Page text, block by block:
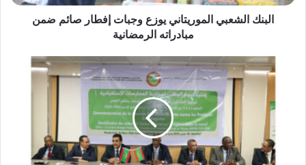
البنك الشعبي الموريتاني يوزع وجبات إفطار صائم ضمن
مبادراته الرمضانية